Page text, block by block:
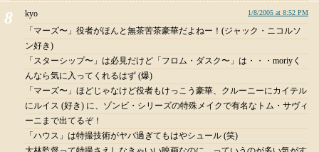
kyo
1/8/2005 at 8:52 PM
「マーズ〜」役者がほんと無茶苦茶豪華だよねー！(ジャック・ニコルソ
ン好き)
「スターシップ〜」は必見だけど「フロム・ダスク〜」は・・・moriyく
んなら気に入ってくれるはず (爆)
「マーズ〜」ほどじゃなけど役者もけっこう豪華、クルーニーにカイテル
にルイス (好き) に、ゾンビ・シリーズの特殊メイクで有名なトム・サヴィ
ーニまで出てるぞ！
「ハウス」は特撮技術がヤバ過ぎてもはやシュール (笑)